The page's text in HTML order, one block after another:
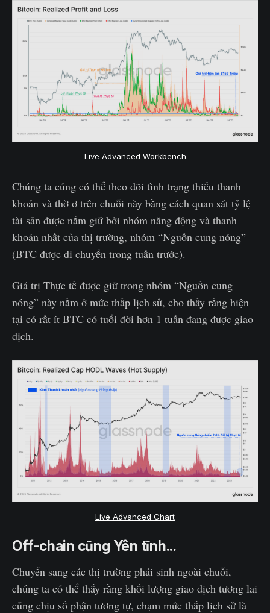
Live Advanced Workbench
Chúng ta cũng có thể theo dõi tình trạng thiếu thanh
khoản và thờ ơ trên chuỗi này bằng cách quan sát tỷ lệ
tài sản được nắm giữ bởi nhóm năng động và thanh
khoản nhất của thị trường, nhóm “Nguồn cung nóng”
(BTC được di chuyển trong tuần trước).
Giá trị Thực tế được giữ trong nhóm “Nguồn cung
nóng” này nằm ở mức thấp lịch sử, cho thấy rằng hiện
tại có rất ít BTC có tuổi đời hơn 1 tuần đang được giao
dịch.
Live Advanced Chart
Off-chain cũng Yên tĩnh...
Chuyển sang các thị trường phái sinh ngoài chuỗi,
chúng ta có thể thấy rằng khối lượng giao dịch tương lai
cũng chịu số phận tương tự, chạm mức thấp lịch sử là